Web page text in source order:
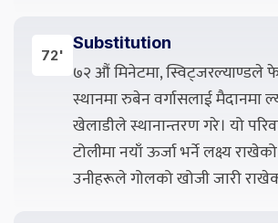
72'
Substitution
७२ औं मिनेटमा, स्विट्जरल्याण्डले
स्थानमा रुबेन वर्गासलाई मैदानमा
खेलाडीले स्थानान्तरण गरे। यो
टोलीमा नयाँ ऊर्जा भर्ने लक्ष्य
उनीहरूले गोलको खोजी जारी